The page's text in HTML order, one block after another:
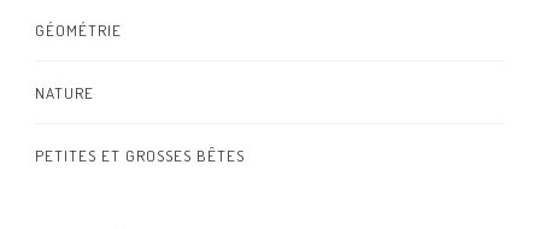
GÉOMÉTRIE
NATURE
PETITES ET GROSSES BÊTES